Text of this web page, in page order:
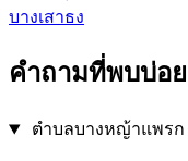
บางเสาธง
คำถามที่พบบ่อย
ตำบลบางหญ้าแพรก